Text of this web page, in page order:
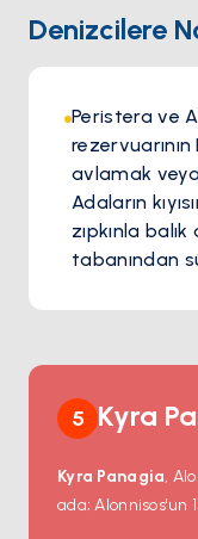
Denizcilere
Peristera ve
avlamak
Adaların
zıpkınla
tabanından
5 Kyra
Kyra Panagia,
ada; Alonnisos'un